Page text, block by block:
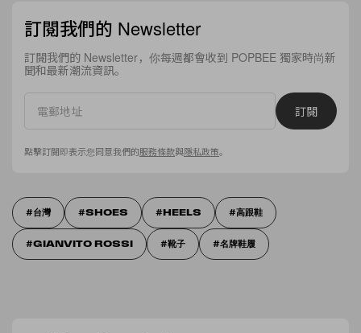
訂閱我們的 Newsletter
訂閱我們的 Newsletter，你每週都會收到 POPBEE 獨家時尚新
聞和最新潮流資訊。
訂閱
點擊訂閱即表示您同意我們的服務條款與隱私政策。
台灣 SHOES HEELS 高跟鞋
GIANVITO ROSSI‎ 靴子 名牌鞋履